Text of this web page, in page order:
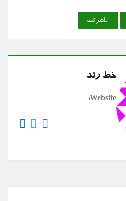
شركت
خط رند
Website: